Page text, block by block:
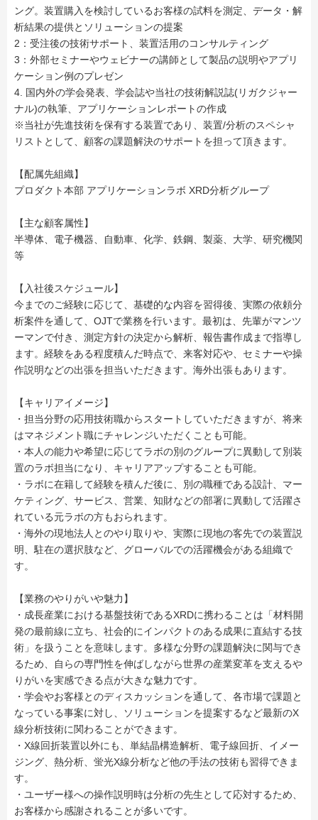
ング。装置購入を検討しているお客様の試料を測定、データ・解
析結果の提供とソリューションの提案
2：受注後の技術サポート、装置活用のコンサルティング
3：外部セミナーやウェビナーの講師として製品の説明やアプリ
ケーション例のプレゼン
4. 国内外の学会発表、学会誌や当社の技術解説誌(リガクジャー
ナル)の執筆、アプリケーションレポートの作成
※当社が先進技術を保有する装置であり、装置/分析のスペシャ
リストとして、顧客の課題解決のサポートを担って頂きます。
【配属先組織】
プロダクト本部 アプリケーションラボ XRD分析グループ
【主な顧客属性】
半導体、電子機器、自動車、化学、鉄鋼、製薬、大学、研究機関
等
【入社後スケジュール】
今までのご経験に応じて、基礎的な内容を習得後、実際の依頼分
析案件を通して、OJTで業務を行います。最初は、先輩がマンツ
ーマンで付き、測定方針の決定から解析、報告書作成まで指導し
ます。経験をある程度積んだ時点で、来客対応や、セミナーや操
作説明などの出張を担当いただきます。海外出張もあります。
【キャリアイメージ】
・担当分野の応用技術職からスタートしていただきますが、将来
はマネジメント職にチャレンジいただくことも可能。
・本人の能力や希望に応じてラボの別のグループに異動して別装
置のラボ担当になり、キャリアアップすることも可能。
・ラボに在籍して経験を積んだ後に、別の職種である設計、マー
ケティング、サービス、営業、知財などの部署に異動して活躍さ
れている元ラボの方もおられます。
・海外の現地法人とのやり取りや、実際に現地の客先での装置説
明、駐在の選択肢など、グローバルでの活躍機会がある組織で
す。
【業務のやりがいや魅力】
・成長産業における基盤技術であるXRDに携わることは「材料開
発の最前線に立ち、社会的にインパクトのある成果に直結する技
術」を扱うことを意味します。多様な分野の課題解決に関与でき
るため、自らの専門性を伸ばしながら世界の産業変革を支えるや
りがいを実感できる点が大きな魅力です。
・学会やお客様とのディスカッションを通して、各市場で課題と
なっている事案に対し、ソリューションを提案するなど最新のX
線分析技術に関わることができます。
・X線回折装置以外にも、単結晶構造解析、電子線回折、イメー
ジング、熱分析、蛍光X線分析など他の手法の技術も習得できま
す。
・ユーザー様への操作説明時は分析の先生として応対するため、
お客様から感謝されることが多いです。